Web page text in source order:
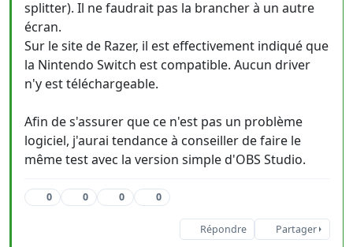
splitter). Il ne faudrait pas la brancher à un autre
écran.
Sur le site de Razer, il est effectivement indiqué que
la Nintendo Switch est compatible. Aucun driver
n'y est téléchargeable.
Afin de s'assurer que ce n'est pas un problème
logiciel, j'aurai tendance à conseiller de faire le
même test avec la version simple d'OBS Studio.
0 0 0 0
Répondre Partager